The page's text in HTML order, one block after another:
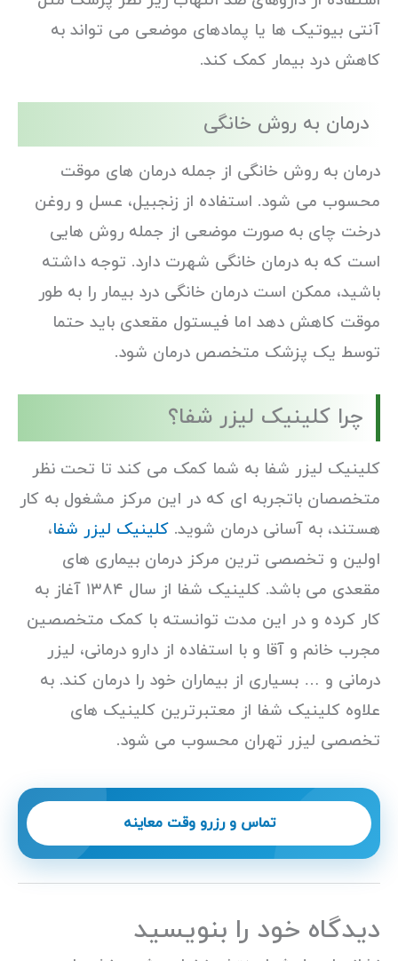
آنتی بیوتیک ها یا پمادهای موضعی می تواند به
کاهش درد بیمار کمک کند.
درمان به روش خانگی
درمان به روش خانگی از جمله درمان های موقت
محسوب می شود. استفاده از زنجبیل، عسل و روغن
درخت چای به صورت موضعی از جمله روش هایی
است که به درمان خانگی شهرت دارد. توجه داشته
باشید، ممکن است درمان خانگی درد بیمار را به طور
موقت کاهش دهد اما فیستول مقعدی باید حتما
توسط یک پزشک متخصص درمان شود.
چرا کلینیک لیزر شفا؟
کلینیک لیزر شفا به شما کمک می کند تا تحت نظر
متخصصان باتجربه ای که در این مرکز مشغول به کار
هستند، به آسانی درمان شوید. کلینیک لیزر شفا،
اولین و تخصصی ترین مرکز درمان بیماری های
مقعدی می باشد. کلینیک شفا از سال ۱۳۸۴ آغاز به
کار کرده و در این مدت توانسته با کمک متخصصین
مجرب خانم و آقا و با استفاده از دارو درمانی، لیزر
درمانی و … بسیاری از بیماران خود را درمان کند. به
علاوه کلینیک شفا از معتبرترین کلینیک های
تخصصی لیزر تهران محسوب می شود.
تماس و رزرو وقت معاینه
دیدگاه‌ خود را بنویسید